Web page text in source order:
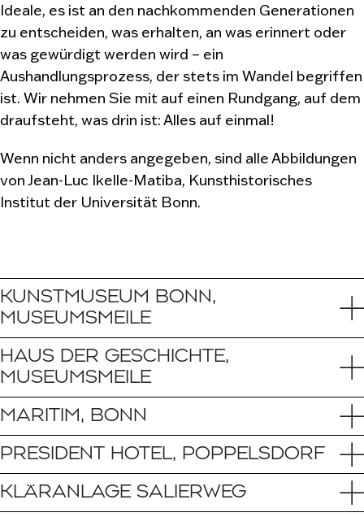
Ideale, es ist an den nachkommenden Generationen
zu entscheiden, was erhalten, an was erinnert oder
was gewürdigt werden wird – ein
Aushandlungsprozess, der stets im Wandel begriffen
ist. Wir nehmen Sie mit auf einen Rundgang, auf dem
draufsteht, was drin ist: Alles auf einmal!
Wenn nicht anders angegeben, sind alle Abbildungen
von Jean-Luc Ikelle-Matiba, Kunsthistorisches
Institut der Universität Bonn.
KUNSTMUSEUM BONN,
MUSEUMSMEILE
HAUS DER GESCHICHTE,
MUSEUMSMEILE
MARITIM, BONN
PRESIDENT HOTEL, POPPELSDORF
KLÄRANLAGE SALIERWEG